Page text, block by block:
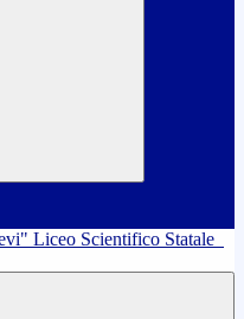
Liceo Scientifico Statale